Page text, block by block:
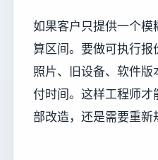
如果客户只提供一个模
算区间。要做可执行报
照片、旧设备、软件
付时间。这样工程师才
部改造，还是需要重新